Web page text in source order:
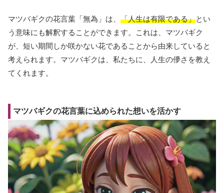
マツバギクの花言葉「無為」は、 「人生は有限である」とい
う意味にも解釈することができます。これは、マツバギク
が、短い期間しか咲かない花であることから由来していると
考えられます。マツバギクは、私たちに、人生の儚さを教え
てくれます。
マツバギクの花言葉に込められた想いを活かす